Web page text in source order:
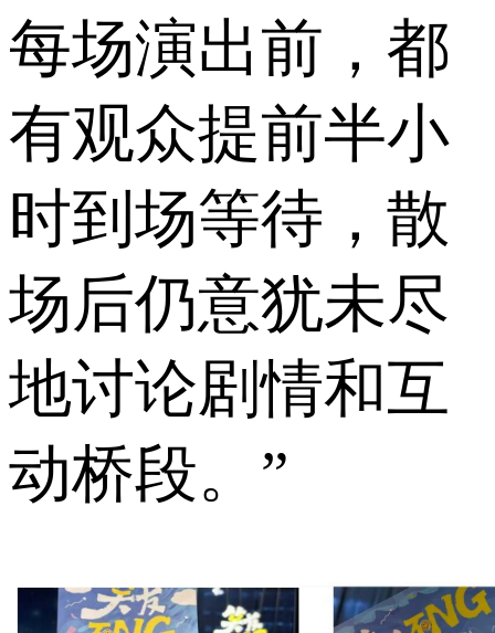
每场演出前，都
有观众提前半小
时到场等待，散
场后仍意犹未尽
地讨论剧情和互
动桥段。”